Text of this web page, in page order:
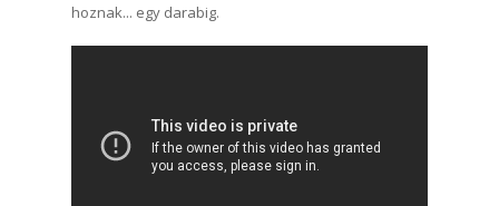
hoznak... egy darabig.